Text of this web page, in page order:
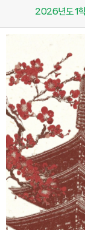
2026년도 1학